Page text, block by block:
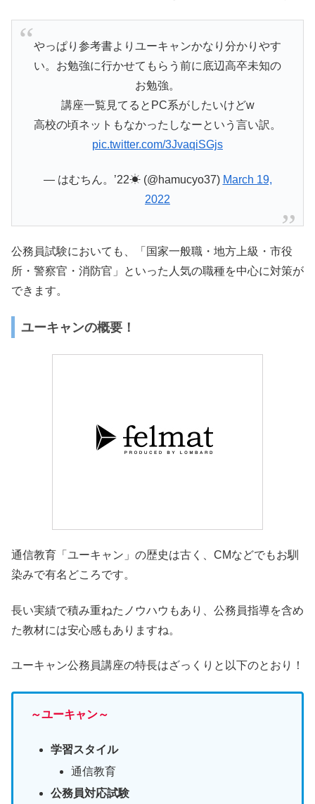
やっぱり参考書よりユーキャンかなり分かりやす
い。お勉強に行かせてもらう前に底辺高卒未知の
お勉強。
講座一覧見てるとPC系がしたいけどw
高校の頃ネットもなかったしなーという言い訳。
pic.twitter.com/3JvaqiSGjs
— はむちん。’22☀ (@hamucyo37) March 19,
2022
公務員試験においても、「国家一般職・地方上級・市役
所・警察官・消防官」といった人気の職種を中心に対策が
できます。
ユーキャンの概要！
通信教育「ユーキャン」の歴史は古く、CMなどでもお馴
染みで有名どころです。
長い実績で積み重ねたノウハウもあり、公務員指導を含め
た教材には安心感もありますね。
ユーキャン公務員講座の特長はざっくりと以下のとおり！
～ユーキャン～
学習スタイル
通信教育
公務員対応試験